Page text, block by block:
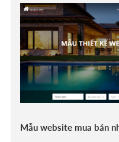
Mẫu website mua bán